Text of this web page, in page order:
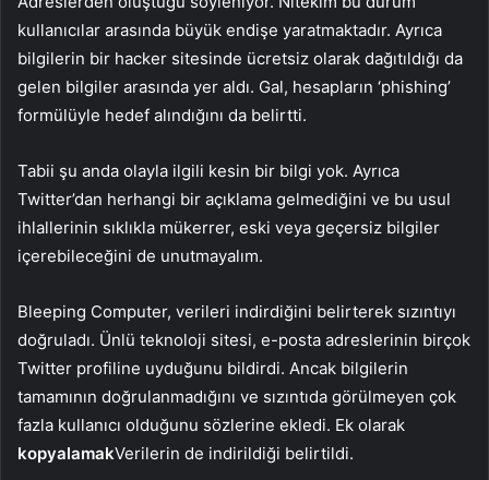
kullanıcılar arasında büyük endişe yaratmaktadır. Ayrıca
bilgilerin bir hacker sitesinde ücretsiz olarak dağıtıldığı da
gelen bilgiler arasında yer aldı. Gal, hesapların ‘phishing’
formülüyle hedef alındığını da belirtti.
Tabii şu anda olayla ilgili kesin bir bilgi yok. Ayrıca
Twitter’dan herhangi bir açıklama gelmediğini ve bu usul
ihlallerinin sıklıkla mükerrer, eski veya geçersiz bilgiler
içerebileceğini de unutmayalım.
Bleeping Computer, verileri indirdiğini belirterek sızıntıyı
doğruladı. Ünlü teknoloji sitesi, e-posta adreslerinin birçok
Twitter profiline uyduğunu bildirdi. Ancak bilgilerin
tamamının doğrulanmadığını ve sızıntıda görülmeyen çok
fazla kullanıcı olduğunu sözlerine ekledi. Ek olarak
kopyalamakVerilerin de indirildiği belirtildi.